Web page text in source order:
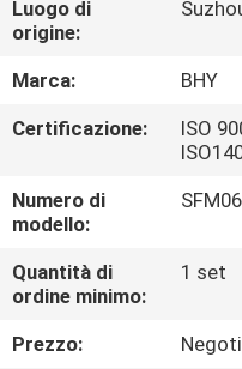
GIRO
DELLA
CONTROLLO
DI
Luogo di
origine:
Marca:
BHY
Certificazione:
ISO
Numero di
modello:
Quantità di
ordine minimo:
1 set
Prezzo: